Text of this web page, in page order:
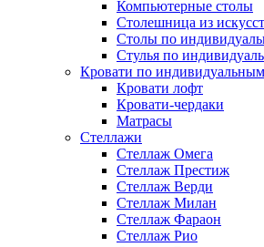
Компьютерные столы
Столешница из
Столы по
Стулья по
Кровати по
Кровати лофт
Кровати-чердаки
Матрасы
Стеллажи
Стеллаж Омега
Стеллаж Престиж
Стеллаж Верди
Стеллаж Милан
Стеллаж Фараон
Стеллаж Рио